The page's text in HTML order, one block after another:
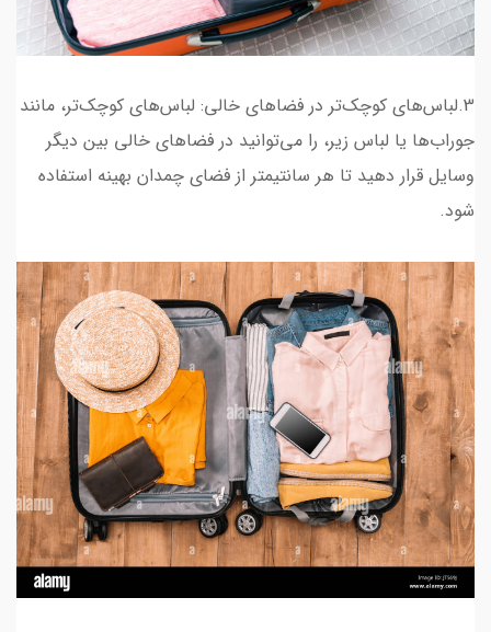
3.لباس‌های کوچک‌تر در فضاهای خالی: لباس‌های کوچک‌تر، مانند
جوراب‌ها یا لباس زیر، را می‌توانید در فضاهای خالی بین دیگر
وسایل قرار دهید تا هر سانتیمتر از فضای چمدان بهینه استفاده
شود.